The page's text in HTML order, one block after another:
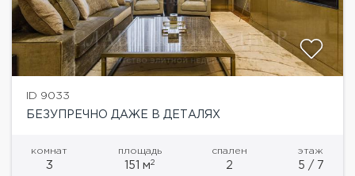
ID 9033
БЕЗУПРЕЧНО ДАЖЕ В ДЕТАЛЯХ
комнат
3
площадь
151 м2
спален
2
этаж
5 / 7